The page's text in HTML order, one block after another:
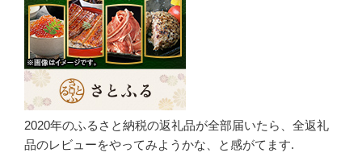
2020年のふるさと納税の返礼品が全部届いたら、全返礼
品のレビューをやってみようかな、と感がてます.